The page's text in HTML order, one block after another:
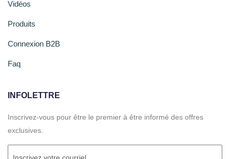
Vidéos
Produits
Connexion B2B
Faq
INFOLETTRE
Inscrivez-vous pour être le premier à être informé des offres
exclusives.